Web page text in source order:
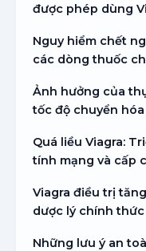
được phép dùng
Nguy hiểm chết
các dòng thuốc
Ảnh hưởng của
tốc độ chuyển hóa
Quá liều Viagra:
tính mạng và cấp
Viagra điều trị
dược lý chính thức
Những lưu ý an